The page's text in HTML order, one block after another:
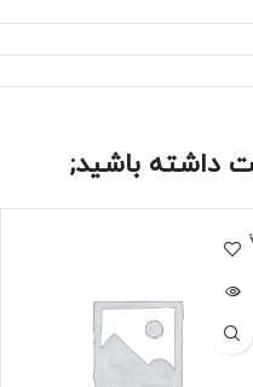
باشید;
فروخته
شده